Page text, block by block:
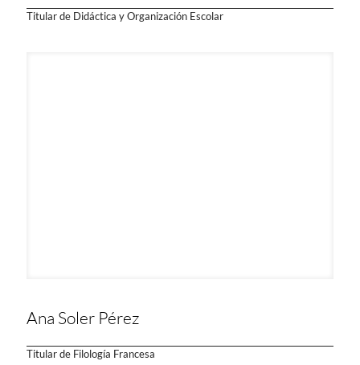
Titular de Didáctica y Organización Escolar
Ana Soler Pérez
Titular de Filología Francesa